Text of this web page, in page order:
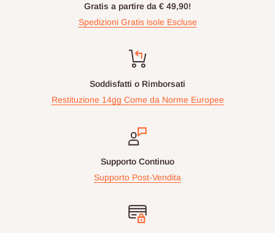
Gratis a partire da € 49,90!
Spedizioni Gratis isole Escluse
Soddisfatti o Rimborsati
Restituzione 14gg Come da Norme Europee
Supporto Continuo
Supporto Post-Vendita